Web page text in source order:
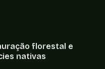
florestal e
nativas